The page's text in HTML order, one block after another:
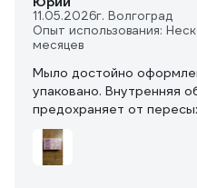
11.05.2026г. Волгоград
Опыт использования:
месяцев
Мыло достойно
упаковано. Внутренняя
предохраняет от